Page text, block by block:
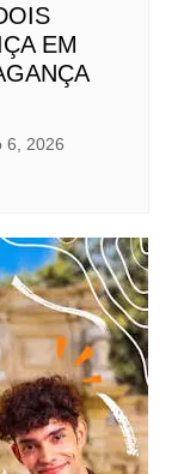
EM
6, 2026